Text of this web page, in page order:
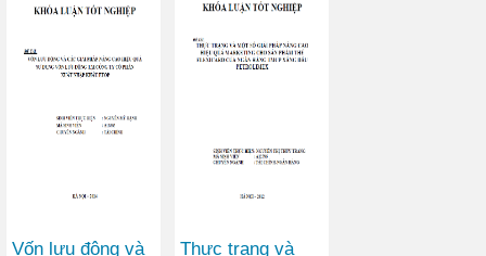
Vốn lưu động và
Thực trạng và